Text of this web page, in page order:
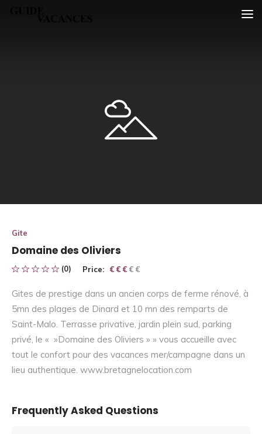
Gite
Domaine des Oliviers
(0) Price: € € € € €
€ € €
Gites de prestige dans un ancien corps de ferme rénové, à
5mn des plages de Dinard et 10 mn des remparts de
Saint-Malo. Terrasse privative, jardin plein sud, parking
privé, le « »Domaine des Oliviers » » vous accueille avec
tout le confort pour des vacances mer/campagne dans un
lieu authentique. www.bretagnelocation.com
Frequently Asked Questions